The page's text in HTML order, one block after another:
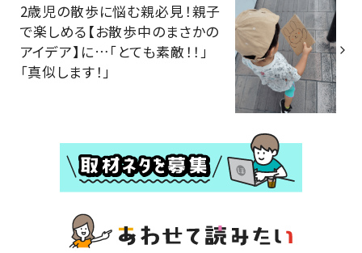
2歳児の散歩に悩む親必見！親子
で楽しめる【お散歩中のまさかの
アイデア】に…「とても素敵！！」
「真似します！」